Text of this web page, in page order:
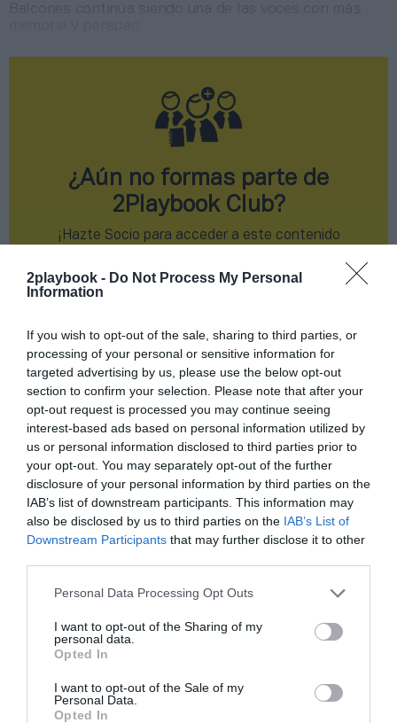
2playbook - Do Not Process My Personal
Information
If you wish to opt-out of the sale, sharing to third parties, or
processing of your personal or sensitive information for
targeted advertising by us, please use the below opt-out
section to confirm your selection. Please note that after your
opt-out request is processed you may continue seeing
interest-based ads based on personal information utilized by
us or personal information disclosed to third parties prior to
your opt-out. You may separately opt-out of the further
disclosure of your personal information by third parties on the
IAB’s list of downstream participants. This information may
also be disclosed by us to third parties on the IAB’s List of
Downstream Participants that may further disclose it to other
Personal Data Processing Opt Outs
I want to opt-out of the Sharing of my
personal data.
Opted In
I want to opt-out of the Sale of my
Personal Data.
Opted In
Índex
Body Factory
¿Aún no formas parte de
2Playbook Club?
¡Hazte Socio para acceder a este contenido
¡Suscríbete! Inicia sesión
Compartir
Imprimir
2Playbook Club 2P